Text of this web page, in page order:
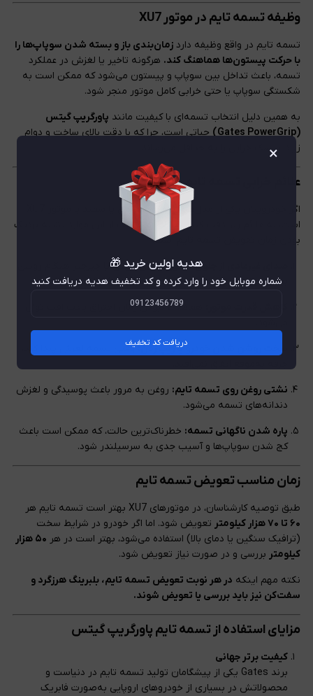
وظیفه تسمه تایم در موتور XU7
تسمه تایم در واقع وظیفه دارد زمان‌بندی باز و بسته شدن سوپاپ‌ها را
با حرکت پیستون‌ها هماهنگ کند. هرگونه تاخیر یا لغزش در عملکرد
تسمه، باعث تداخل بین سوپاپ و پیستون می‌شود که ممکن است به
شکستگی سوپاپ یا حتی خرابی کامل موتور منجر شود.
به همین دلیل انتخاب تسمه‌ای با کیفیت مانند پاورگریپ گیتس
(Gates PowerGrip)
حیاتی است، چرا که با دقت بالای ساخت و دوام
زیاد، ریسک خرابی را به حداقل می‌رساند.
علائم خرابی تسمه تایم پاورگریپ
است، به علائم زیر دقت کنید. مشاهده هر یک از این موارد نشانه نزدیک
بودن زمان تعویض تسمه تایم است:
صدای غیرعادی از جلوی موتور:صدای تق‌تق یا جیرجیر هنگام روشن
بودن موتور ممکن است نشان‌دهنده فرسودگی تسمه باشد.
هماهنگ نبودن زمان احتراق باعث افت توان
سخت روشن شدن خودرو یا ریپ زدن:وقتی تسمه لغزش پیدا کند،
نشتی روغن روی تسمه تایم: روغن به مرور باعث پوسیدگی و لغزش
دندانه‌های تسمه می‌شود.
پاره شدن ناگهانی تسمه: خطرناک‌ترین حالت، که ممکن است باعث
کج شدن سوپاپ‌ها و آسیب جدی به سرسیلندر شود.
زمان مناسب تعویض تسمه تایم
طبق توصیه کارشناسان، در موتورهای XU7 بهتر است تسمه تایم هر
۶۰ تا ۷۰ هزار کیلومتر
تعویض شود. اما اگر خودرو در شرایط سخت
(ترافیک سنگین یا دمای بالا) استفاده می‌شود، بهتر است در هر
۵۰ هزار
کیلومتر بررسی و در صورت نیاز تعویض شود.
نکته مهم اینکه در هر نوبت تعویض تسمه تایم، بلبرینگ هرزگرد و
سفت‌کن نیز باید بررسی یا تعویض شوند.
مزایای استفاده از تسمه تایم پاورگریپ گیتس
کیفیت برتر جهانی
برند Gates یکی از پیشگامان تولید تسمه تایم در دنیاست و
محصولاتش در بسیاری از خودروهای اروپایی به‌صورت فابریک
×
هدیه اولین خرید 🎁
شماره موبایل خود را وارد کرده و کد تخفیف هدیه دریافت کنید
دریافت کد تخفیف